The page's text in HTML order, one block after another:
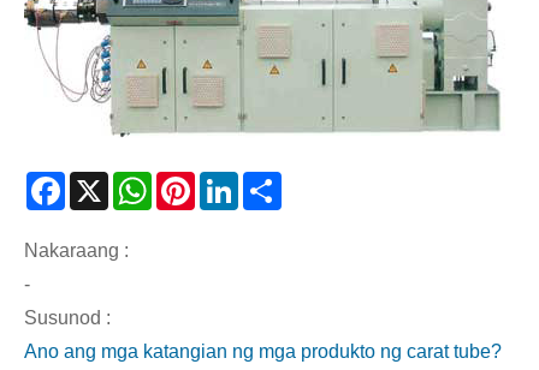
Facebook
X WhatsAppPinterestLinkedIn
Nakaraang :
-
Susunod :
Ano ang mga katangian ng mga produkto ng carat tube?